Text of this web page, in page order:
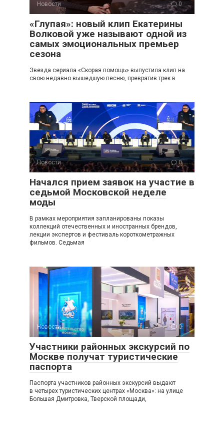
Новости 0
«Глупая»: новый клип Екатерины
Волковой уже называют одной из
самых эмоциональных премьер
сезона
Звезда сериала «Скорая помощь» выпустила клип на
свою недавно вышедшую песню, превратив трек в
Новости 0
Начался прием заявок на участие в
седьмой Московской неделе
моды
В рамках мероприятия запланированы показы
коллекций отечественных и иностранных брендов,
лекции экспертов и фестиваль короткометражных
фильмов. Седьмая
Новости 0
Участники районных экскурсий по
Москве получат туристические
паспорта
Паспорта участников районных экскурсий выдают
в четырех туристических центрах «Москва»: на улице
Большая Дмитровка, Тверской площади,